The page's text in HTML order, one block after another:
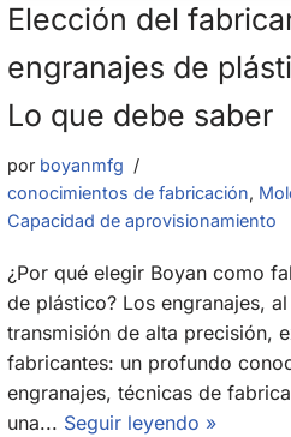
Elección del
engranajes de
Lo que debe saber
por boyanmfg
conocimientos de fabricación,
Capacidad de aprovisionamiento
¿Por qué elegir Boyan como
de plástico? Los engranajes,
transmisión de alta precisión,
fabricantes: un profundo
engranajes, técnicas de
una... Seguir leyendo »